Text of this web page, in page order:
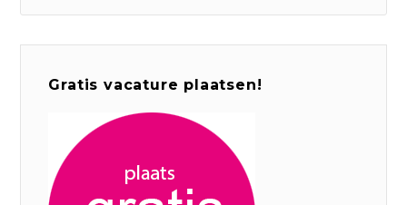
Gratis vacature plaatsen!